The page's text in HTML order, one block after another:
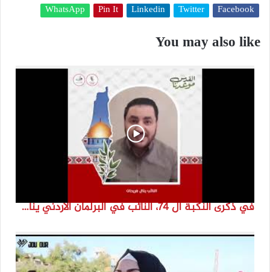
Facebook
Twitter
Linkedin
Pin It
WhatsApp
You may also like
في ذكرى النكبة ال 74، النائب في البرلمان الأردني ينال فرحات